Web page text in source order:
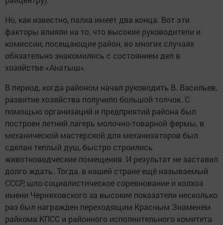
Но, как известно, палка имеет два конца. Вот эти
факторы влияли на то, что высокие руководители и
комиссии, посещающие район, во многих случаях
обязательно знакомились с состоянием дел в
хозяйстве «Анатыш».
В период, когда районом начал руководить В. Васильев,
развитие хозяйства получило большой толчок. С
помощью организаций и предприятий района был
построен летний лагерь молочно-товарной фермы, в
механической мастерской для механизаторов был
сделан теплый душ, быстро строились
животноводческие помещения. И результат не заставил
долго ждать. Тогда, в нашей стране ещё называемый
СССР, шло социалистическое соревнование и колхоз
имени Черняховского за высокие показатели несколько
раз был награжден переходящим Красным Знаменем
райкома КПСС и районного исполнительного комитета